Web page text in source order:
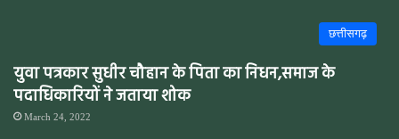
छत्तीसगढ़
युवा पत्रकार सुधीर चौहान के पिता का निधन,समाज के
पदाधिकारियों ने जताया शोक
March 24, 2022